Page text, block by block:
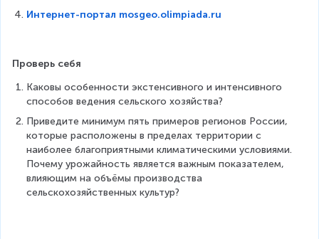
Интернет-портал mosgeo.olimpiada.ru
Проверь себя
Каковы особенности экстенсивного и интенсивного
способов ведения сельского хозяйства?
Приведите минимум пять примеров регионов России,
которые расположены в пределах территории с
наиболее благоприятными климатическими условиями.
Почему урожайность является важным показателем,
влияющим на объёмы производства
сельскохозяйственных культур?